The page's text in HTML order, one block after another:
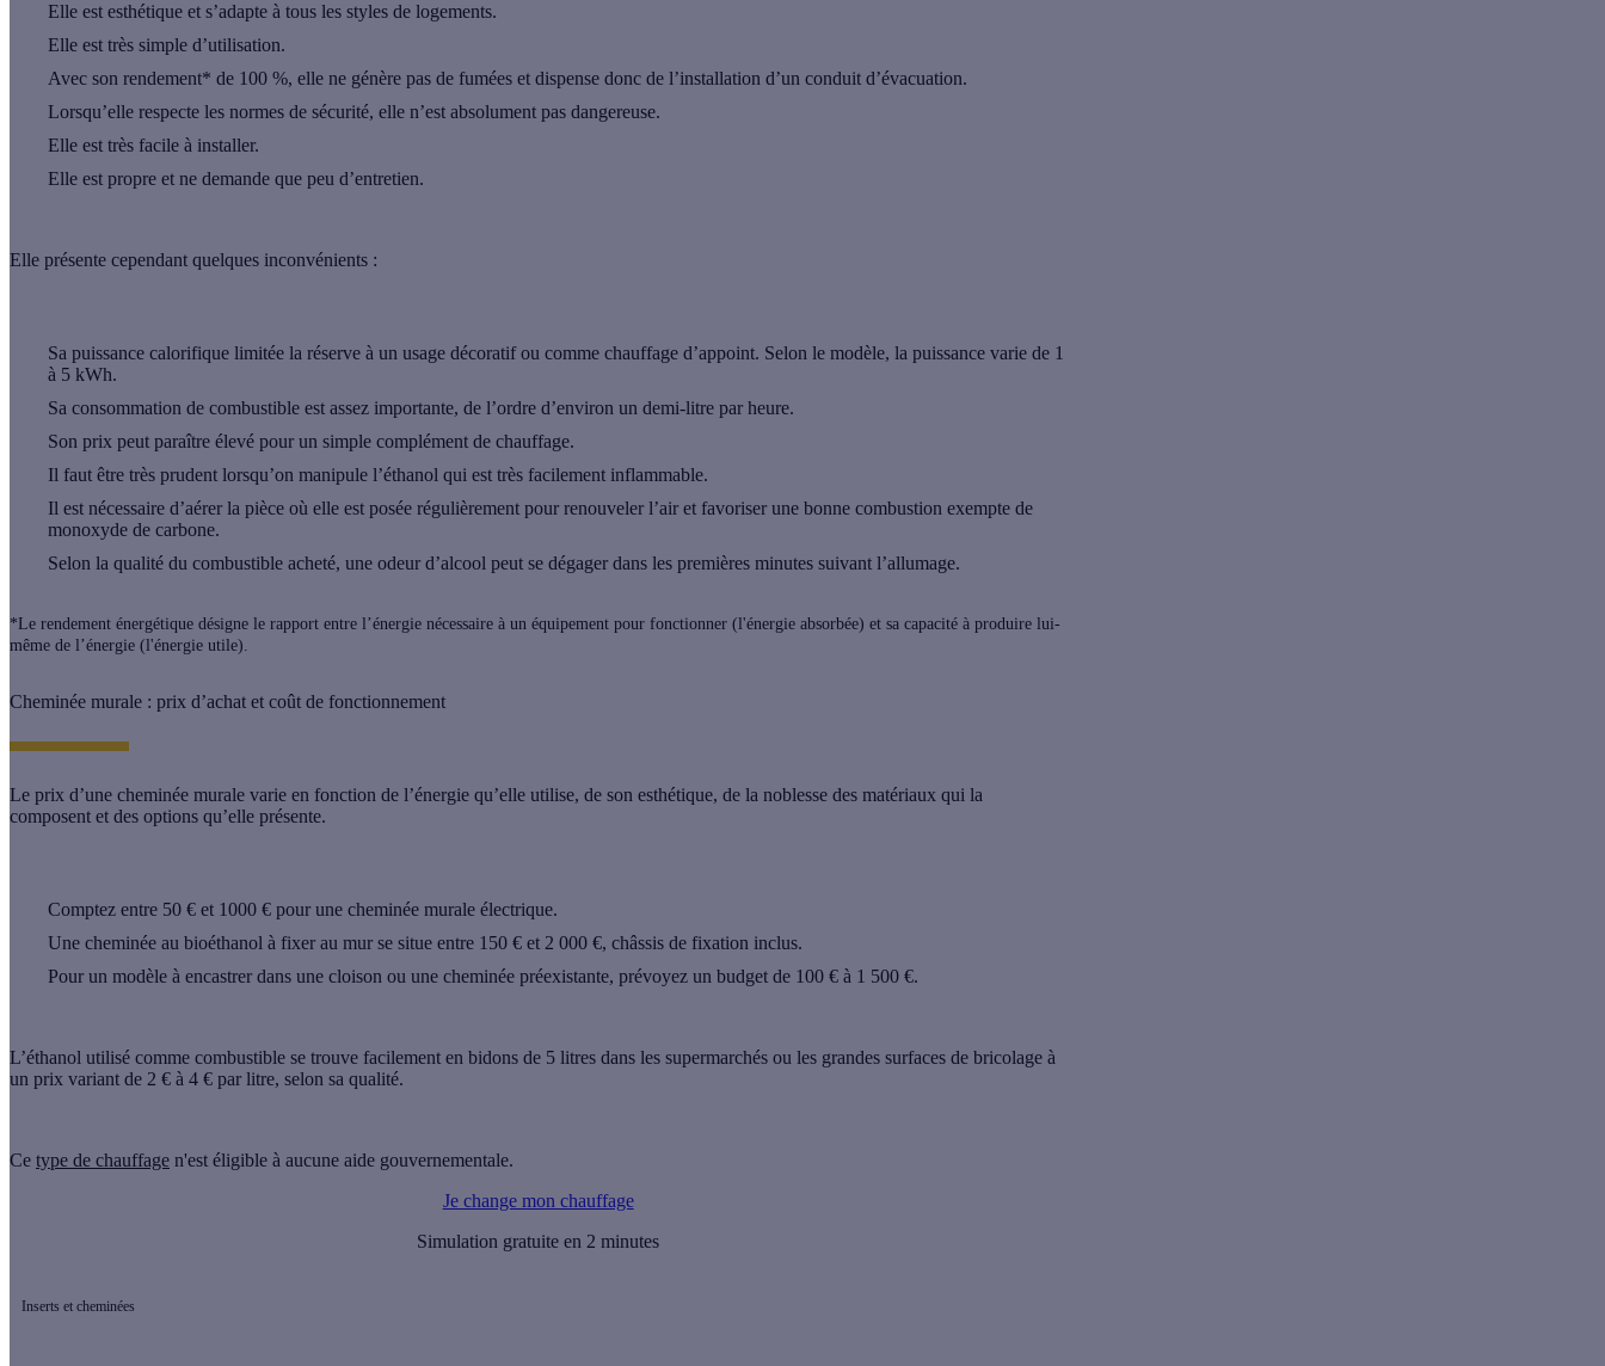
Elle est esthétique et s’adapte à tous les styles de logements.
Elle est très simple d’utilisation.
Avec son rendement* de 100 %, elle ne génère pas de fumées et dispense donc de l’installation d’un conduit d’évacuation.
Lorsqu’elle respecte les normes de sécurité, elle n’est absolument pas dangereuse.
Elle est très facile à installer.
Elle est propre et ne demande que peu d’entretien.
Elle présente cependant quelques inconvénients :
Sa puissance calorifique limitée la réserve à un usage décoratif ou comme chauffage d’appoint. Selon le modèle, la puissance varie de 1
à 5 kWh.
Sa consommation de combustible est assez importante, de l’ordre d’environ un demi-litre par heure.
Son prix peut paraître élevé pour un simple complément de chauffage.
Il faut être très prudent lorsqu’on manipule l’éthanol qui est très facilement inflammable.
Il est nécessaire d’aérer la pièce où elle est posée régulièrement pour renouveler l’air et favoriser une bonne combustion exempte de
monoxyde de carbone.
Selon la qualité du combustible acheté, une odeur d’alcool peut se dégager dans les premières minutes suivant l’allumage.
*Le rendement énergétique désigne le rapport entre l’énergie nécessaire à un équipement pour fonctionner (l'énergie absorbée) et sa capacité à produire lui-
même de l’énergie (l'énergie utile).
Cheminée murale : prix d’achat et coût de fonctionnement
Le prix d’une cheminée murale varie en fonction de l’énergie qu’elle utilise, de son esthétique, de la noblesse des matériaux qui la
composent et des options qu’elle présente.
Comptez entre 50 € et 1000 € pour une cheminée murale électrique.
Une cheminée au bioéthanol à fixer au mur se situe entre 150 € et 2 000 €, châssis de fixation inclus.
Pour un modèle à encastrer dans une cloison ou une cheminée préexistante, prévoyez un budget de 100 € à 1 500 €.
L’éthanol utilisé comme combustible se trouve facilement en bidons de 5 litres dans les supermarchés ou les grandes surfaces de bricolage à
un prix variant de 2 € à 4 € par litre, selon sa qualité.
Ce type de chauffage n'est éligible à aucune aide gouvernementale.
Je change mon chauffage
Simulation gratuite en 2 minutes
Inserts et cheminées